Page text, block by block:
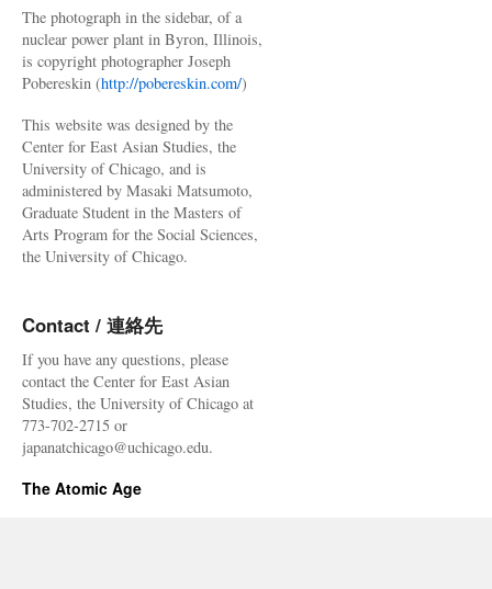
The photograph in the sidebar, of a
nuclear power plant in Byron, Illinois,
is copyright photographer Joseph
Pobereskin (http://pobereskin.com/)
This website was designed by the
Center for East Asian Studies, the
University of Chicago, and is
administered by Masaki Matsumoto,
Graduate Student in the Masters of
Arts Program for the Social Sciences,
the University of Chicago.
Contact / 連絡先
If you have any questions, please
contact the Center for East Asian
Studies, the University of Chicago at
773-702-2715 or
japanatchicago@uchicago.edu.
The Atomic Age